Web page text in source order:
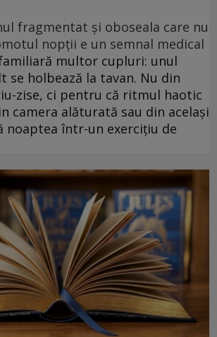
fragmentat și oboseala care nu
nopții e un semnal medical
multor cupluri: unul
se holbează la tavan. Nu din
zise, ci pentru că ritmul haotic
camera alăturată sau din același
noaptea într-un exercițiu de